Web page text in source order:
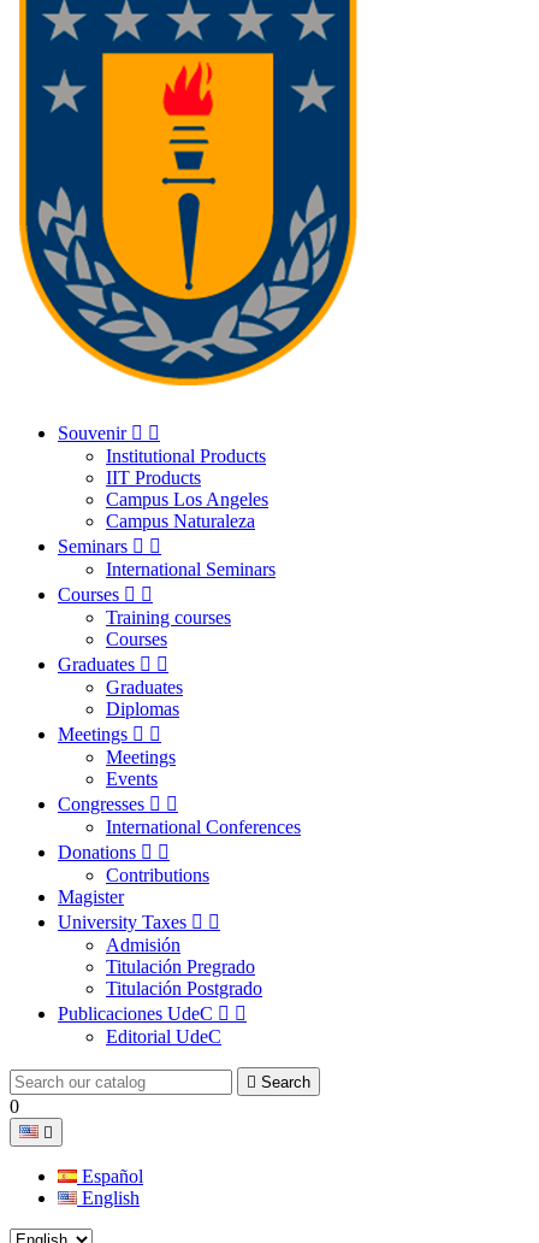
Souvenir  
Institutional Products
IIT Products
Campus Los Angeles
Campus Naturaleza
Seminars  
International Seminars
Courses  
Training courses
Courses
Graduates  
Graduates
Diplomas
Meetings  
Meetings
Events
Congresses  
International Conferences
Donations  
Contributions
Magister
University Taxes  
Admisión
Titulación Pregrado
Titulación Postgrado
Publicaciones UdeC  
Editorial UdeC
 Search
0

Español
English